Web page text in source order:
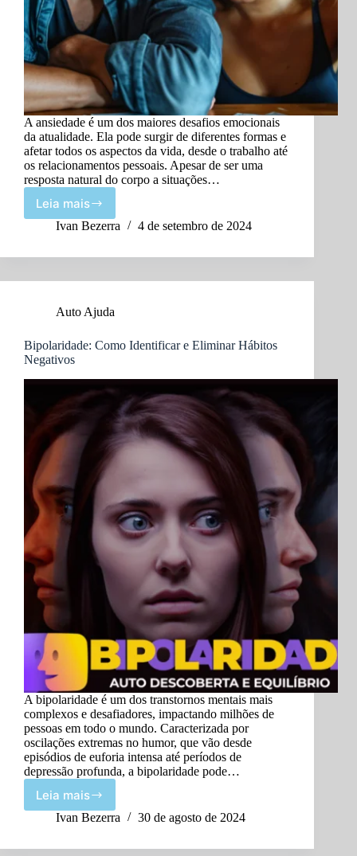
A ansiedade é um dos maiores desafios emocionais
da atualidade. Ela pode surgir de diferentes formas e
afetar todos os aspectos da vida, desde o trabalho até
os relacionamentos pessoais. Apesar de ser uma
resposta natural do corpo a situações…
Leia maisVencendo
a
Estratégias
para
Dia
Dia
Ivan Bezerra 4 de setembro de 2024
Auto Ajuda
Bipolaridade: Como Identificar e Eliminar Hábitos
Negativos
A bipolaridade é um dos transtornos mentais mais
complexos e desafiadores, impactando milhões de
pessoas em todo o mundo. Caracterizada por
oscilações extremas no humor, que vão desde
episódios de euforia intensa até períodos de
depressão profunda, a bipolaridade pode…
Leia maisBipolaridade:
Como
e
Ivan Bezerra 30 de agosto de 2024